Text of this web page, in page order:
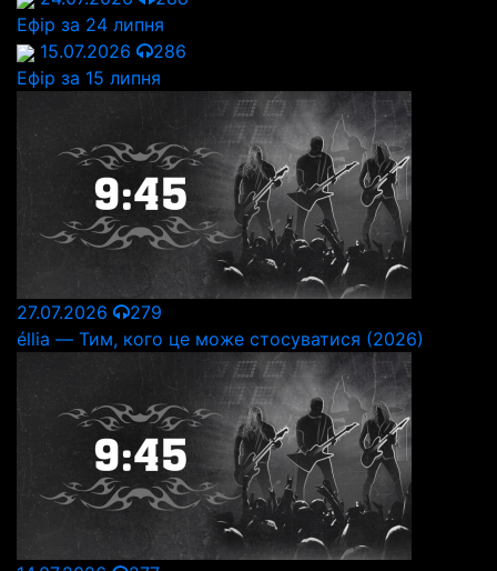
Ефір за 24 липня
15.07.2026
286
Ефір за 15 липня
27.07.2026
279
éllia — Тим, кого це може стосуватися (2026)